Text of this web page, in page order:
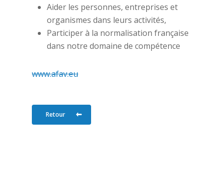
Aider les personnes, entreprises et
organismes dans leurs activités,
Participer à la normalisation française
dans notre domaine de compétence
www.afav.eu
Retour